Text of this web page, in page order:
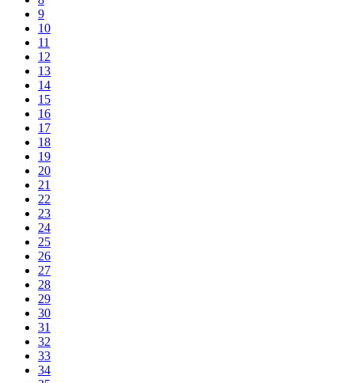
9
10
11
12
13
14
15
16
17
18
19
20
21
22
23
24
25
26
27
28
29
30
31
32
33
34